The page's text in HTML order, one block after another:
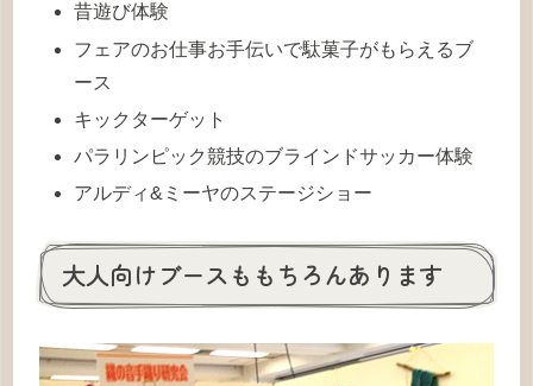
昔遊び体験
フェアのお仕事お手伝いで駄菓子がもらえるブ
ース
キックターゲット
パラリンピック競技のブラインドサッカー体験
アルディ&ミーヤのステージショー
大人向けブースももちろんあります